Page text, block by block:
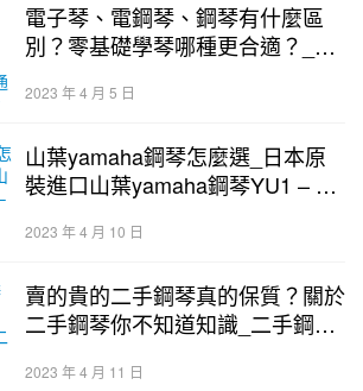
電子琴、電鋼琴、鋼琴有什麼區
別？零基礎學琴哪種更合適？_古
手鋼琴展示中心
2023 年 4 月 5 日
山葉yamaha鋼琴怎麼選_日本原
裝進口山葉yamaha鋼琴YU1 – 二
2023 年 4 月 10 日
賣的貴的二手鋼琴真的保質？關於
二手鋼琴你不知道知識_二手鋼琴
2023 年 4 月 11 日